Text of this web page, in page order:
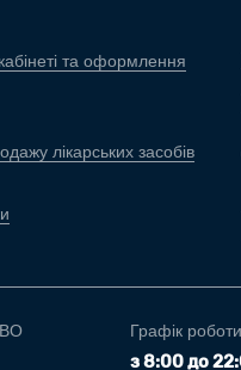
та оформлення
лікарських засобів
Графік
з 8:00 до